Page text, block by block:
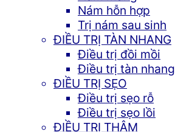
Nám hỗn hợp
Trị nám sau sinh
ĐIỀU TRỊ TÀN NHANG
Điều trị đồi mồi
Điều trị tàn nhang
ĐIỀU TRỊ SẸO
Điều trị sẹo rỗ
Điều trị sẹo lồi
ĐIỀU TRỊ THÂM